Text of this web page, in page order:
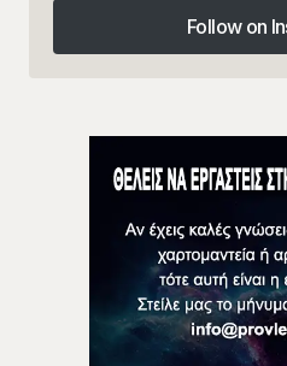
Follow on
Follow on